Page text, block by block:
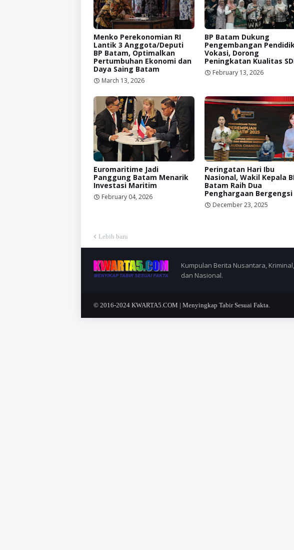
Menko Perekonomian RI
Lantik 3 Anggota/Deputi
BP Batam, Optimalkan
Pertumbuhan Ekonomi dan
Daya Saing Batam
March 13, 2026
BP Batam Dukung
Pengembangan
Vokasi, Dorong
Peningkatan Kualitas
February 13, 2026
Euromaritime Jadi
Panggung Batam Menarik
Investasi Maritim
February 04, 2026
Peringatan Hari Ibu
Nasional, Wakil Kepala
Batam Raih Dua
Penghargaan Bergengsi
December 23, 2025
Lebih baru
Kumpulan Berita Nusantara,
dan Nasional.
© 2016-2024 KWARTA5.COM | Menyingkap Tabir Sesuai Fakta.